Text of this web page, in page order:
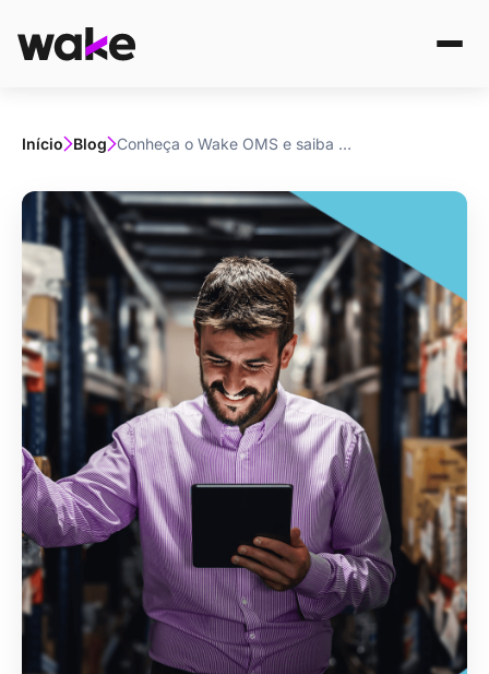
Início Blog Conheça o Wake OMS e saiba como ele pode transformar a sua operação